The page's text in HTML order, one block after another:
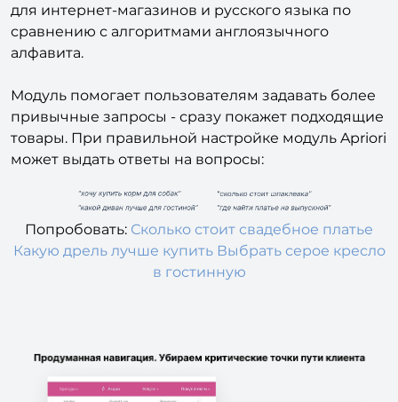
для интернет-магазинов и русского языка по
сравнению с алгоритмами англоязычного
алфавита.
Модуль помогает пользователям задавать более
привычные запросы - сразу покажет подходящие
товары. При правильной настройке модуль Apriori
может выдать ответы на вопросы:
Попробовать: Сколько стоит свадебное платье
Какую дрель лучше купить Выбрать серое кресло
в гостинную